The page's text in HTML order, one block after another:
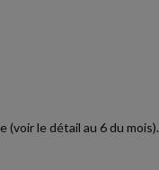
le détail au 6 du mois).